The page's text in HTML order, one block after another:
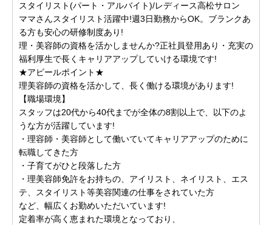
スタイリスト(パート・アルバイト)/レディース高松サロン
ママさんスタイリスト活躍中!週3日勤務からOK。ブランクあ
る方も安心の研修制度あり!
理・美容師の資格を活かしませんか?正社員登用あり・充実の
福利厚生で長くキャリアアップしていける環境です!
★アピールポイント★
理美容師の資格を活かして、長く働ける環境があります!
【職場環境】
スタッフは20代から40代までが全体の8割以上で、以下のよ
うな方が活躍しています!
・理容師・美容師として働いていてキャリアアップのために
転職してきた方
・子育てがひと段落した方
・理美容師免許をお持ちの、アイリスト、ネイリスト、エス
テ、スタイリスト等美容関連の仕事をされていた方
など、幅広くお勤めいただいています!
定着率が高く恵まれた環境となっており、